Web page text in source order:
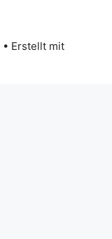
• Erstellt mit